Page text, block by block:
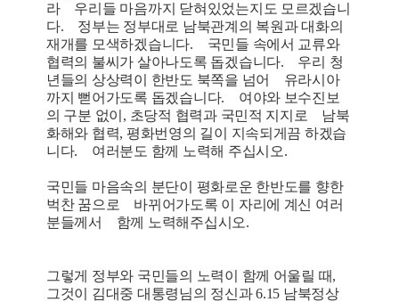
라 우리들 마음까지 닫혀있었는지도 모르겠습니
다. 정부는 정부대로 남북관계의 복원과 대화의
재개를 모색하겠습니다. 국민들 속에서 교류와
협력의 불씨가 살아나도록 돕겠습니다. 우리 청
년들의 상상력이 한반도 북쪽을 넘어 유라시아
까지 뻗어가도록 돕겠습니다. 여야와 보수진보
의 구분 없이, 초당적 협력과 국민적 지지로 남북
화해와 협력, 평화번영의 길이 지속되게끔 하겠습
니다. 여러분도 함께 노력해 주십시오.
국민들 마음속의 분단이 평화로운 한반도를 향한
벅찬 꿈으로 바뀌어가도록 이 자리에 계신 여러
분들께서 함께 노력해주십시오.
그렇게 정부와 국민들의 노력이 함께 어울릴 때,
그것이 김대중 대통령님의 정신과 6.15 남북정상